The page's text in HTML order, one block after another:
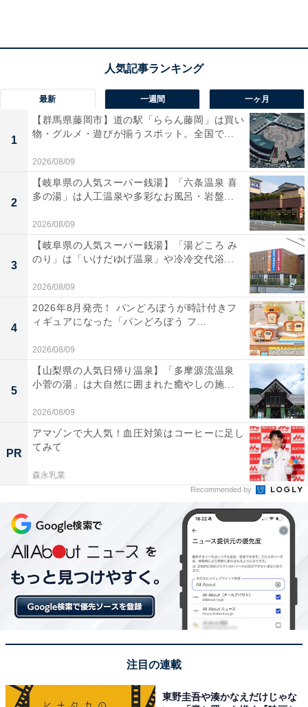
HELLO KITTY かごバッグ（画像出典：Amazon）
こんがり日焼けしたハローキティとピンクのイルカが描
かれた、夏気分満載の本誌限定デザイン。ハイビスカス
とサングラスを頭にのせたキティちゃんのイラストが、
バカンス気分を高めてくれます。涼しげなかごバッグ
は、どんなコーデも夏っぽさをマシマシに演出してくれ
るのが嬉しいポイントです。
最新 一週間 一ヶ月
1
【群馬県藤岡市】道の駅「ららん藤岡」は買い
物・グルメ・遊びが揃うスポット。全国で...
2026/08/09
2
【岐阜県の人気スーパー銭湯】「六条温泉 喜
多の湯」は人工温泉や多彩なお風呂・岩盤...
2026/08/09
3
【岐阜県の人気スーパー銭湯】「湯どころ み
のり」は「いけだゆげ温泉」や冷冷交代浴...
2026/08/09
4
2026年8月発売！ パンどろぼうが時計付きフ
ィギュアになった「パンどろぼう フ...
2026/08/09
5
【山梨県の人気日帰り温泉】「多摩源流温泉
小菅の湯」は大自然に囲まれた癒やしの施...
2026/08/09
PR
アマゾンで大人気！血圧対策はコーヒーに足し
てみて
森永乳業
Recommended by
注目の連載
東野圭吾や湊かなえだけじゃな